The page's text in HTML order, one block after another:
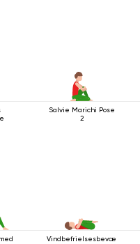
Salvie Marichi Pose
2
Vindbefrielsesbevægelsen